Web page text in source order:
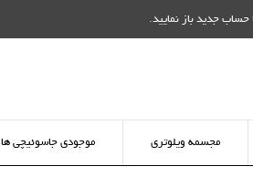
حساب جدید باز نمایید.
مجسمه ویلوتری موجودی جاسوئیچی ها